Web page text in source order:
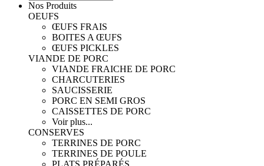
Nos Produits
OEUFS
ŒUFS FRAIS
BOITES A ŒUFS
ŒUFS PICKLES
VIANDE DE PORC
VIANDE FRAICHE DE PORC
CHARCUTERIES
SAUCISSERIE
PORC EN SEMI GROS
CAISSETTES DE PORC
Voir plus...
CONSERVES
TERRINES DE PORC
TERRINES DE POULE
PLATS PRÉPARÉS